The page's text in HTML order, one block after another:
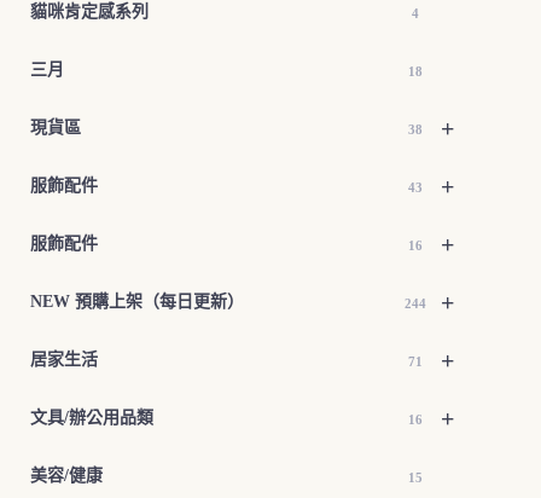
貓咪肯定感系列 4
三月 18
+
現貨區 38
+
服飾配件 43
+
服飾配件 16
+
NEW 預購上架（每日更新） 244
+
居家生活 71
+
文具/辦公用品類 16
美容/健康 15